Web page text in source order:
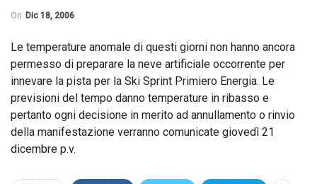
On Dic 18, 2006
Le temperature anomale di questi giorni non hanno ancora
permesso di preparare la neve artificiale occorrente per
innevare la pista per la Ski Sprint Primiero Energia. Le
previsioni del tempo danno temperature in ribasso e
pertanto ogni decisione in merito ad annullamento o rinvio
della manifestazione verranno comunicate giovedì 21
dicembre p.v.